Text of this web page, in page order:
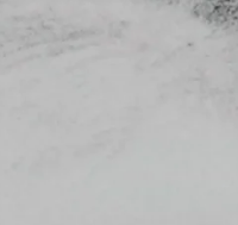
nettverk er i ferd med å
rekke forbrytelser som skal
Dr. Mabuse. En av